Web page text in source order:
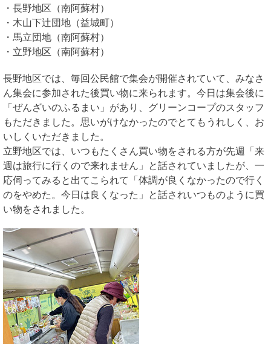
・長野地区（南阿蘇村）
・木山下辻団地（益城町）
・馬立団地（南阿蘇村）
・立野地区（南阿蘇村）
長野地区では、毎回公民館で集会が開催されていて、みなさ
ん集会に参加された後買い物に来られます。今日は集会後に
「ぜんざいのふるまい」があり、グリーンコープのスタッフ
もただきました。思いがけなかったのでとてもうれしく、お
いしくいただきました。
立野地区では、いつもたくさん買い物をされる方が先週「来
週は旅行に行くので来れません」と話されていましたが、一
応伺ってみると出てこられて「体調が良くなかったので行く
のをやめた。今日は良くなった」と話されいつものように買
い物をされました。